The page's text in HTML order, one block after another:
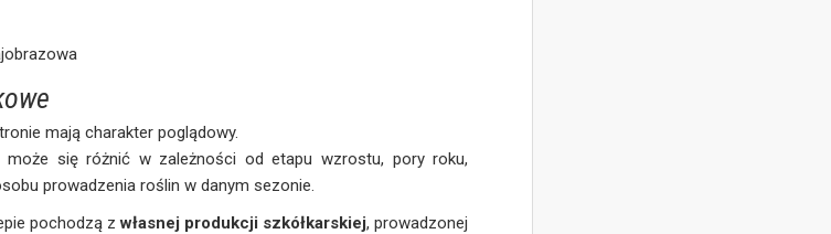
mają charakter poglądowy.
może się różnić w zależności od etapu wzrostu, pory roku,
prowadzenia roślin w danym sezonie.
pochodzą zwłasnej produkcji szkółkarskiej, prowadzonej